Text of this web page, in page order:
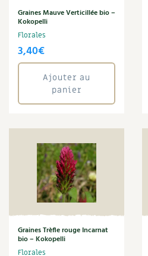
Graines Mauve Verticillée bio –
Kokopelli
Florales
3,40€
Ajouter au
panier
Graines Trèfle rouge Incarnat
bio – Kokopelli
Florales